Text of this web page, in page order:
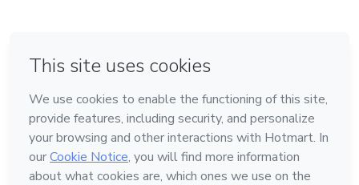
Feito com ❤ em Bogotá
Conheça a Hotmart